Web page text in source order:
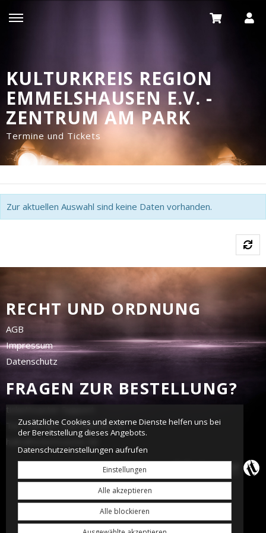
KULTURKREIS REGION
EMMELSHAUSEN E.V. -
ZENTRUM AM PARK
Termine und Tickets
Zur aktuellen Auswahl sind keine Daten vorhanden.
RECHT UND ORDNUNG
AGB
Impressum
Datenschutz
FRAGEN ZUR BESTELLUNG?
Tel.: +49 561 350 296 28 - 0
hallo@tickettoaster.de
Zusätzliche Cookies und externe Dienste helfen uns bei
der Bereitstellung dieses Angebots.
Datenschutzeinstellungen aufrufen
Einstellungen
Alle akzeptieren
Alle blockieren